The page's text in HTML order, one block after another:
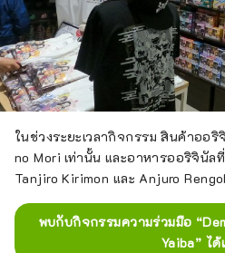
ในช่วงระยะเวลากิจกรรม สินค้าออ
no Mori เท่านั้น และอาหารออริจินัล
Tanjiro Kirimon และ Anjuro
พบกับกิจกรรมความร่วมมือ
Yaiba” ได้